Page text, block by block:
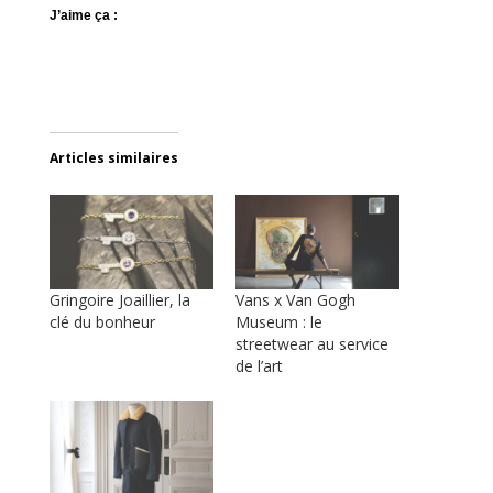
J’aime ça :
Articles similaires
Gringoire Joaillier, la
clé du bonheur
Vans x Van Gogh
Museum : le
streetwear au service
de l’art